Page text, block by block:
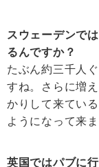
スウェーデンで
るんですか？
たぶん約三千人
すね。さらに増
かりして来てい
ようになって来ま
英国ではパブに